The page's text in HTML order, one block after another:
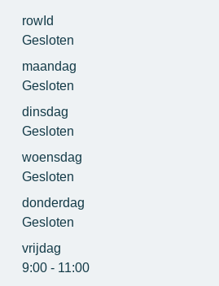
rowId
Gesloten
maandag
Gesloten
dinsdag
Gesloten
woensdag
Gesloten
donderdag
Gesloten
vrijdag
9:00 - 11:00